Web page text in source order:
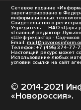
Сетевое издание
зарегистрировано в
информационных
Свидетельство о
Учредитель — НАО
«Главный редактор-
«Шеф-редактор - Садчиков
Email:
Телефон: +7 (495) 374-77-
Настоящий ресурс может
Использование любых
условии ссылки на сайт
© 2014-2021
«Новороссия».